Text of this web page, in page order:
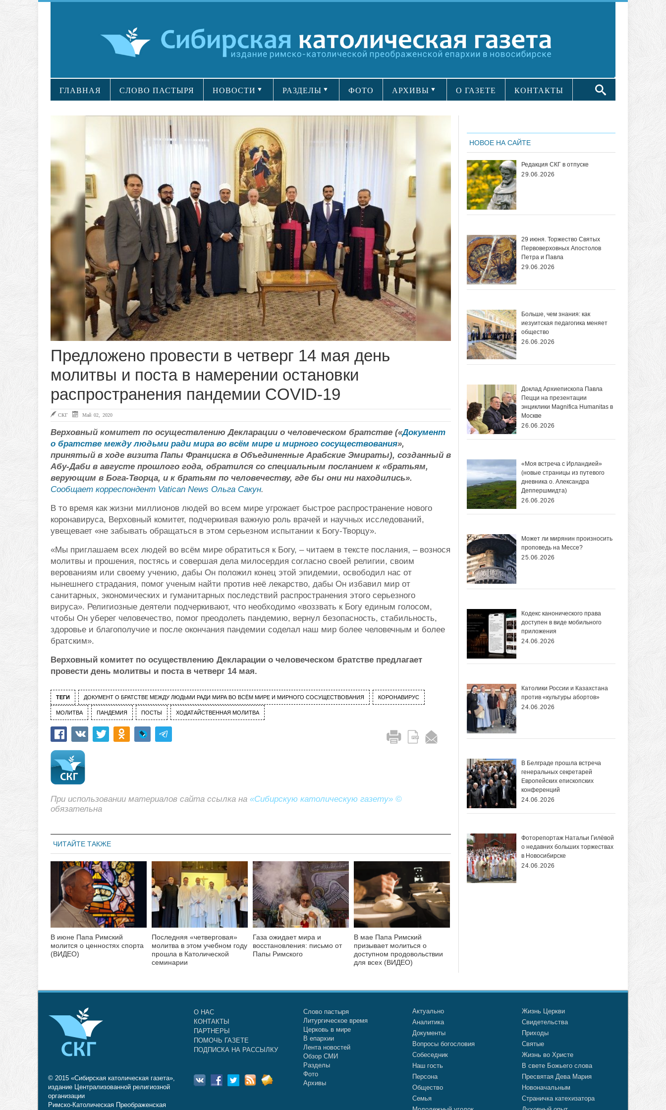
ГЛАВНАЯ СЛОВО ПАСТЫРЯ НОВОСТИ РАЗДЕЛЫ ФОТО АРХИВЫ О ГАЗЕТЕ КОНТАКТЫ
Предложено провести в четверг 14 мая день
молитвы и поста в намерении остановки
распространения пандемии COVID-19
СКГ Май 02, 2020
Верховный комитет по осуществлению Декларации о человеческом братстве («Документ
о братстве между людьми ради мира во всём мире и мирного сосуществования»,
принятый в ходе визита Папы Франциска в Объединенные Арабские Эмираты), созданный в
Абу-Даби в августе прошлого года, обратился со специальным посланием к «братьям,
верующим в Бога-Творца, и к братьям по человечеству, где бы они ни находились».
Сообщает корреспондент Vatican News Ольга Сакун.
В то время как жизни миллионов людей во всем мире угрожает быстрое распространение нового
коронавируса, Верховный комитет, подчеркивая важную роль врачей и научных исследований,
увещевает «не забывать обращаться в этом серьезном испытании к Богу-Творцу».
«Мы приглашаем всех людей во всём мире обратиться к Богу, – читаем в тексте послания, – вознося
молитвы и прошения, постясь и совершая дела милосердия согласно своей религии, своим
верованиям или своему учению, дабы Он положил конец этой эпидемии, освободил нас от
нынешнего страдания, помог ученым найти против неё лекарство, дабы Он избавил мир от
санитарных, экономических и гуманитарных последствий распространения этого серьезного
вируса». Религиозные деятели подчеркивают, что необходимо «воззвать к Богу единым голосом,
чтобы Он уберег человечество, помог преодолеть пандемию, вернул безопасность, стабильность,
здоровье и благополучие и после окончания пандемии соделал наш мир более человечным и более
братским».
Верховный комитет по осуществлению Декларации о человеческом братстве предлагает
провести день молитвы и поста в четверг 14 мая.
ТЕГИ ДОКУМЕНТ О БРАТСТВЕ МЕЖДУ ЛЮДЬМИ РАДИ МИРА ВО ВСЁМ МИРЕ И МИРНОГО СОСУЩЕСТВОВАНИЯ КОРОНАВИРУС
МОЛИТВА ПАНДЕМИЯ ПОСТЫ ХОДАТАЙСТВЕННАЯ МОЛИТВА
При использовании материалов сайта ссылка на «Сибирскую католическую газету» ©
обязательна
ЧИТАЙТЕ ТАКЖЕ
В июне Папа Римский
молится о ценностях спорта
(ВИДЕО)
Последняя «четверговая»
молитва в этом учебном году
прошла в Католической
семинарии
Газа ожидает мира и
восстановления: письмо от
Папы Римского
В мае Папа Римский
призывает молиться о
доступном продовольствии
для всех (ВИДЕО)
НОВОЕ НА САЙТЕ
Редакция СКГ в отпуске
29.06.2026
29 июня. Торжество Святых
Первоверховных Апостолов
Петра и Павла
29.06.2026
Больше, чем знания: как
иезуитская педагогика меняет
общество
26.06.2026
Доклад Архиепископа Павла
Пецци на презентации
энциклики Magnifica Нumanitas в
Москве
26.06.2026
«Моя встреча с Ирландией»
(новые страницы из путевого
дневника о. Александра
Деппершмидта)
26.06.2026
Может ли мирянин произносить
проповедь на Мессе?
25.06.2026
Кодекс канонического права
доступен в виде мобильного
приложения
24.06.2026
Католики России и Казахстана
против «культуры абортов»
24.06.2026
В Белграде прошла встреча
генеральных секретарей
Европейских епископских
конференций
24.06.2026
Фоторепортаж Натальи Гилёвой
о недавних больших торжествах
в Новосибирске
24.06.2026
© 2015 «Сибирская католическая газета»,
издание Централизованной религиозной
организации
Римско-Католическая Преображенская
О НАС
КОНТАКТЫ
ПАРТНЕРЫ
ПОМОЧЬ ГАЗЕТЕ
ПОДПИСКА НА РАССЫЛКУ
Слово пастыря
Литургическое время
Церковь в мире
В епархии
Лента новостей
Обзор СМИ
Разделы
Фото
Архивы
Актуально
Аналитика
Документы
Вопросы богословия
Собеседник
Наш гость
Персона
Общество
Семья
Жизнь Церкви
Свидетельства
Приходы
Святые
Жизнь во Христе
В свете Божьего слова
Пресвятая Дева Мария
Новоначальным
Страничка катехизатора